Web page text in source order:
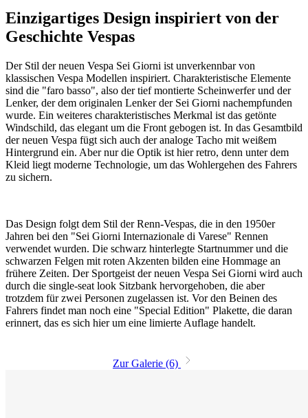
Einzigartiges Design inspiriert von der
Geschichte Vespas
Der Stil der neuen Vespa Sei Giorni ist unverkennbar von
klassischen Vespa Modellen inspiriert. Charakteristische Elemente
sind die "faro basso", also der tief montierte Scheinwerfer und der
Lenker, der dem originalen Lenker der Sei Giorni nachempfunden
wurde. Ein weiteres charakteristisches Merkmal ist das getönte
Windschild, das elegant um die Front gebogen ist. In das Gesamtbild
der neuen Vespa fügt sich auch der analoge Tacho mit weißem
Hintergrund ein. Aber nur die Optik ist hier retro, denn unter dem
Kleid liegt moderne Technologie, um das Wohlergehen des Fahrers
zu sichern.
Das Design folgt dem Stil der Renn-Vespas, die in den 1950er
Jahren bei den "Sei Giorni Internazionale di Varese" Rennen
verwendet wurden. Die schwarz hinterlegte Startnummer und die
schwarzen Felgen mit roten Akzenten bilden eine Hommage an
frühere Zeiten. Der Sportgeist der neuen Vespa Sei Giorni wird auch
durch die single-seat look Sitzbank hervorgehoben, die aber
trotzdem für zwei Personen zugelassen ist. Vor den Beinen des
Fahrers findet man noch eine "Special Edition" Plakette, die daran
erinnert, das es sich hier um eine limierte Auflage handelt.
Zur Galerie (6)